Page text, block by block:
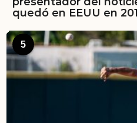
quedó en EEUU en
5